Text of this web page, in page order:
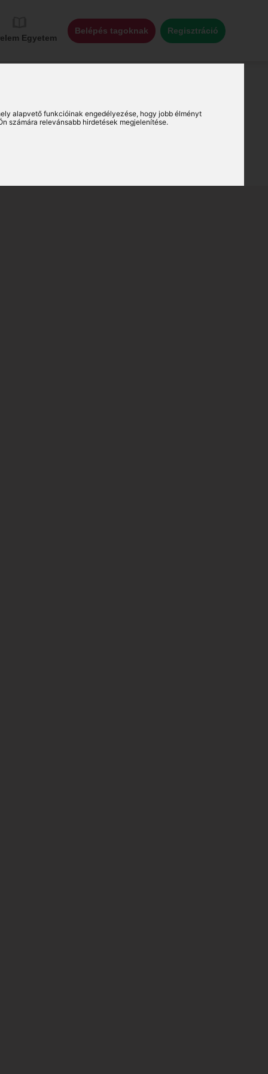
alapvető funkcióinak engedélyezése, hogy jobb élményt
számára relevánsabb hirdetések megjelenítése.
Egyetem
Belépés tagoknak Regisztráció